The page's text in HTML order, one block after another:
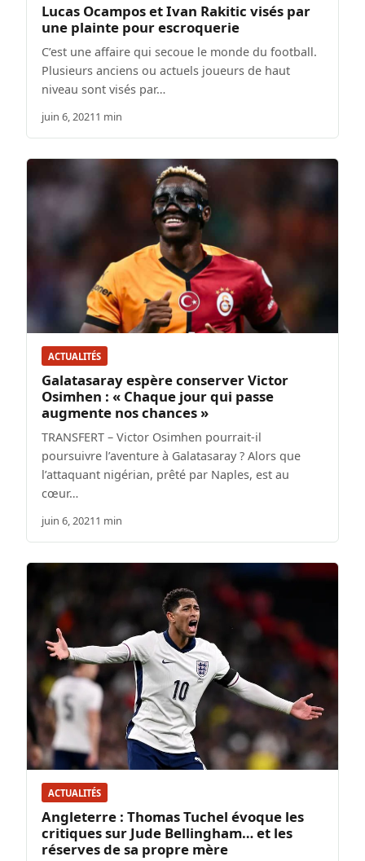
Lucas Ocampos et Ivan Rakitic visés par
une plainte pour escroquerie
C’est une affaire qui secoue le monde du football.
Plusieurs anciens ou actuels joueurs de haut
niveau sont visés par…
juin 6, 20211 min
ACTUALITÉS
Galatasaray espère conserver Victor
Osimhen : « Chaque jour qui passe
augmente nos chances »
TRANSFERT – Victor Osimhen pourrait-il
poursuivre l’aventure à Galatasaray ? Alors que
l’attaquant nigérian, prêté par Naples, est au
cœur…
juin 6, 20211 min
ACTUALITÉS
Angleterre : Thomas Tuchel évoque les
critiques sur Jude Bellingham… et les
réserves de sa propre mère